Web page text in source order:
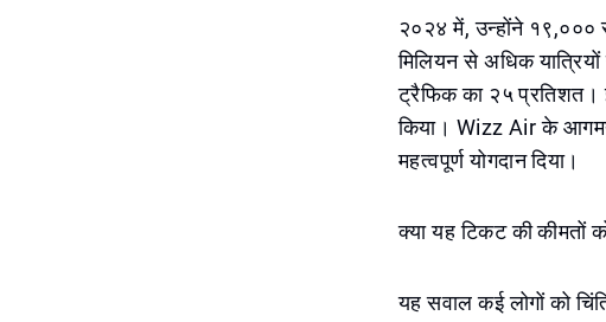
२०२४ में, उन्होंने १९,०००
मिलियन से अधिक
ट्रैफिक का २५ प्रतिशत।
किया। Wizz Air के आगमन
महत्वपूर्ण योगदान दिया।
क्या यह टिकट की कीमतों
यह सवाल कई लोगों को